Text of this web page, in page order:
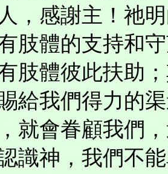
，感謝主！祂
肢體的支持和
肢體彼此扶助
給我們得力的
就會眷顧我們
識神，我們不